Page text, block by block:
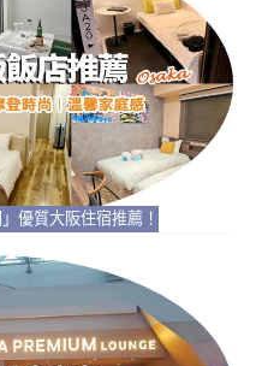
優質大阪住宿推薦！